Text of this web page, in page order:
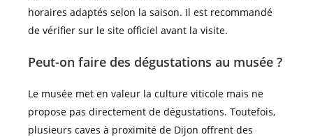
horaires adaptés selon la saison. Il est recommandé
de vérifier sur le site officiel avant la visite.
Peut-on faire des dégustations au musée ?
Le musée met en valeur la culture viticole mais ne
propose pas directement de dégustations. Toutefois,
plusieurs caves à proximité de Dijon offrent des